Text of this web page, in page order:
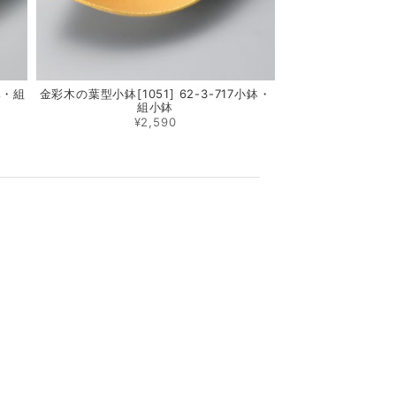
組
金彩木の葉型小鉢[1051] 62-3-717小鉢・
組小鉢
¥2,590